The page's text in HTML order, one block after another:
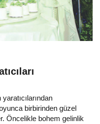
birbirinden güzel
Öncelikle bohem gelinlik